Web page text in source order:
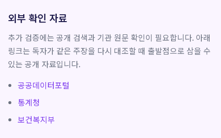
외부 확인 자료
추가 검증에는 공개 검색과 기관 원문 확인이 필요합니다. 아래
링크는 독자가 같은 주장을 다시 대조할 때 출발점으로 삼을 수
있는 공개 자료입니다.
공공데이터포털
통계청
보건복지부